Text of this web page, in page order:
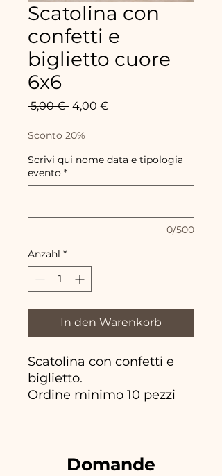
Scatolina con
confetti e
biglietto cuore
6x6
5,00 € Standardpreis
4,00 €
Sconto 20%
Scrivi qui nome data e tipologia
evento *
0/500
Anzahl *
In den Warenkorb
Scatolina con confetti e
biglietto.
Ordine minimo 10 pezzi
Domande